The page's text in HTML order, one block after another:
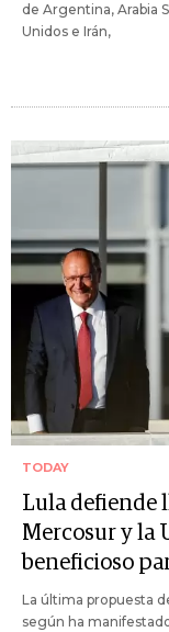
de Argentina, Arabia
Unidos e Irán,
TODAY
Lula defiende
Mercosur y la
beneficioso
La última propuesta
según ha